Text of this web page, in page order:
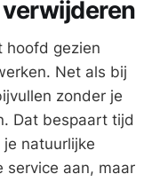
hoofd gezien
Net als bij
zonder je
Dat bespaart tijd
natuurlijke
service aan, maar